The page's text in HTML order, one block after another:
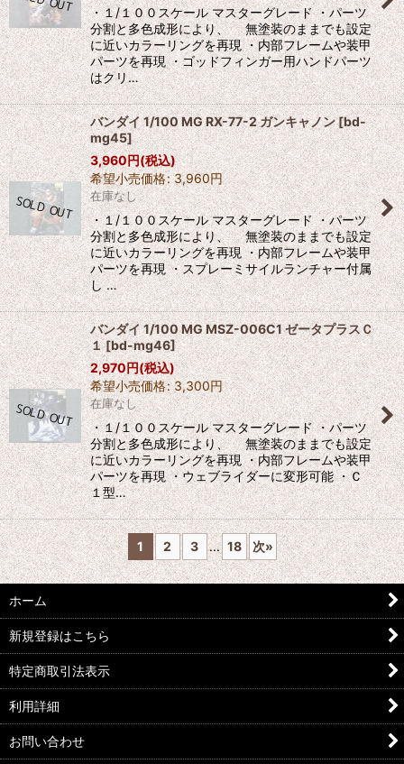
・１/１００スケール マスターグレード ・パーツ
分割と多色成形により、 無塗装のままでも設定
に近いカラーリングを再現 ・内部フレームや装甲
パーツを再現 ・ゴッドフィンガー用ハンドパーツ
はクリ…
バンダイ 1/100 MG RX-77-2 ガンキャノン[bd-
mg45]
3,960円(税込)
希望小売価格: 3,960円
在庫なし
・１/１００スケール マスターグレード ・パーツ
分割と多色成形により、 無塗装のままでも設定
に近いカラーリングを再現 ・内部フレームや装甲
パーツを再現 ・スプレーミサイルランチャー付属
し …
バンダイ 1/100 MG MSZ-006C1 ゼータプラスＣ
１[bd-mg46]
2,970円(税込)
希望小売価格: 3,300円
在庫なし
・１/１００スケール マスターグレード ・パーツ
分割と多色成形により、 無塗装のままでも設定
に近いカラーリングを再現 ・内部フレームや装甲
パーツを再現 ・ウェブライダーに変形可能 ・Ｃ
１型…
1 2 3 ... 18 次»
ホーム
新規登録はこちら
特定商取引法表示
利用詳細
お問い合わせ